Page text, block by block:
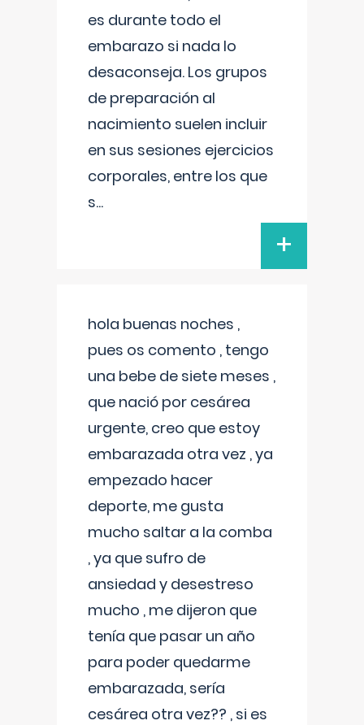
es durante todo el
embarazo si nada lo
desaconseja. Los grupos
de preparación al
nacimiento suelen incluir
en sus sesiones ejercicios
corporales, entre los que
s...
+
hola buenas noches ,
pues os comento , tengo
una bebe de siete meses ,
que nació por cesárea
urgente, creo que estoy
embarazada otra vez , ya
empezado hacer
deporte, me gusta
mucho saltar a la comba
, ya que sufro de
ansiedad y desestreso
mucho , me dijeron que
tenía que pasar un año
para poder quedarme
embarazada, sería
cesárea otra vez?? , si es